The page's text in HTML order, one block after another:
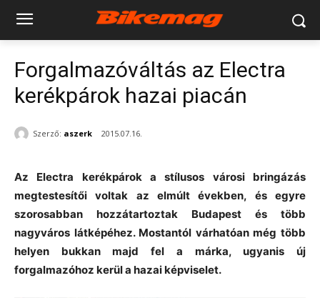
Forgalmazóváltás az Electra
kerékpárok hazai piacán
Szerző: aszerk 2015.07.16.
Az Electra kerékpárok a stílusos városi bringázás
megtestesítői voltak az elmúlt években, és egyre
szorosabban hozzátartoztak Budapest és több
nagyváros látképéhez. Mostantól várhatóan még több
helyen bukkan majd fel a márka, ugyanis új
forgalmazóhoz kerül a hazai képviselet.